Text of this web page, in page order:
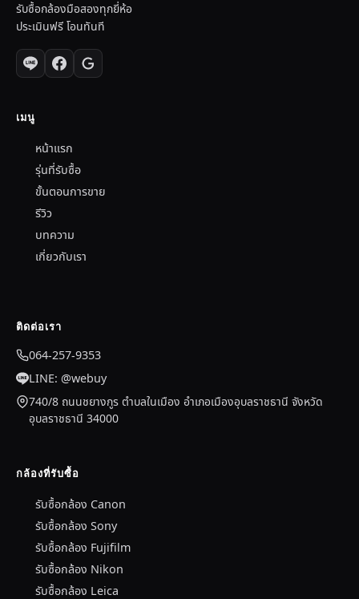
รับซื้อกล้องมือสองทุกยี่ห้อ
ประเมินฟรี โอนทันที
เมนู
หน้าแรก
รุ่นที่รับซื้อ
ขั้นตอนการขาย
รีวิว
บทความ
เกี่ยวกับเรา
ติดต่อเรา
064-257-9353
LINE: @webuy
740/8 ถนนชยางกูร ตำบลในเมือง อำเภอเมืองอุบลราชธานี จังหวัด
อุบลราชธานี 34000
กล้องที่รับซื้อ
รับซื้อกล้อง Canon
รับซื้อกล้อง Sony
รับซื้อกล้อง Fujifilm
รับซื้อกล้อง Nikon
รับซื้อกล้อง Leica